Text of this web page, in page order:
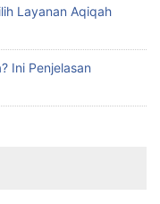
Layanan Aqiqah
Ini Penjelasan